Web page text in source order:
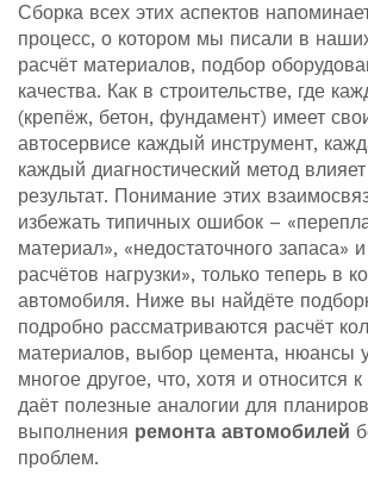
Сборка всех этих аспектов
процесс, о котором мы писали в
расчёт материалов, подбор
качества. Как в строительстве, где
(крепёж, бетон, фундамент) имеет
автосервисе каждый инструмент,
каждый диагностический метод
результат. Понимание этих
избежать типичных ошибок –
материал», «недостаточного запаса»
расчётов нагрузки», только теперь в
автомобиля. Ниже вы найдёте
подробно рассматриваются расчёт
материалов, выбор цемента, нюансы
многое другое, что, хотя и относится к
даёт полезные аналогии для
выполнения ремонта автомобилей
проблем.